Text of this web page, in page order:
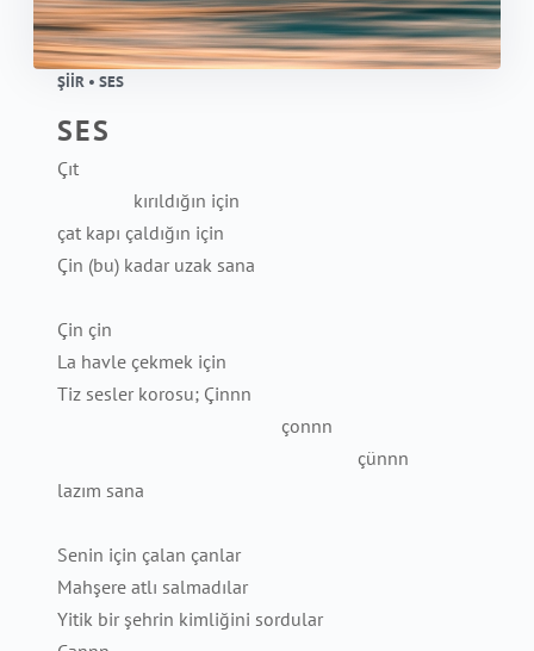
ŞIIR • SES
SES
Çıt
kırıldığın için
çat kapı çaldığın için
Çin (bu) kadar uzak sana
Çin çin
La havle çekmek için
Tiz sesler korosu; Çinnn
çonnn
çünnn
lazım sana
Senin için çalan çanlar
Mahşere atlı salmadılar
Yitik bir şehrin kimliğini sordular